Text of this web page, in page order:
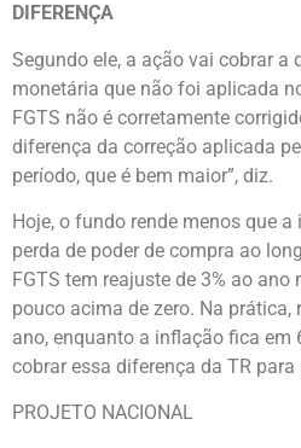
DIFERENÇA
Segundo ele, a ação vai cobrar a
monetária que não foi aplicada
FGTS não é corretamente
diferença da correção aplicada
período, que é bem maior”, diz.
Hoje, o fundo rende menos que
perda de poder de compra ao
FGTS tem reajuste de 3% ao ano
pouco acima de zero. Na prática,
ano, enquanto a inflação fica em
cobrar essa diferença da TR para
PROJETO NACIONAL